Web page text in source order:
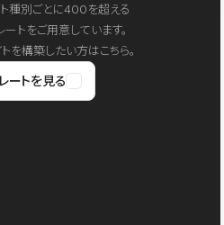
種別ごとに400を超える
トをご用意しています。
を構築したい方はこちら。
ートを見る